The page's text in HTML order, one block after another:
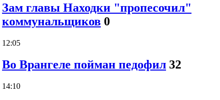
Зам главы Находки "пропесочил"
коммунальщиков 0
12:05
Во Врангеле пойман педофил 32
14:10